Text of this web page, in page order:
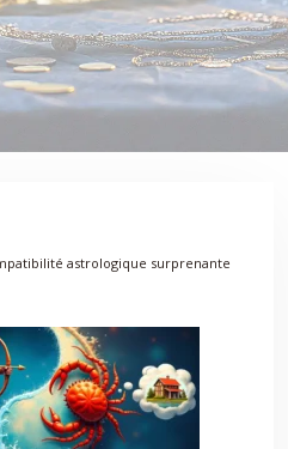
astrologique surprenante